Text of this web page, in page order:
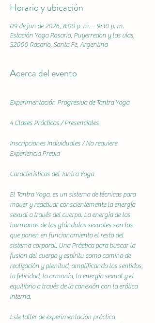
Horario y ubicación
09 de jun de 2026, 8:00 p. m. – 9:30 p. m.
Estación Yoga Rosario, Puyerredon y las vías,
S2000 Rosario, Santa Fe, Argentina
Acerca del evento
Experimentación Progresiva de Tantra Yoga
4 Clases Prácticas / Presenciales
Inscripciones Individuales / No requiere
Experiencia Previa
Características del Tantra Yoga
El Tantra Yoga, es un sistema de técnicas para
mover y reactivar conscientemente la energía
sexual a través del cuerpo. La energía de las
hormonas de las glándulas sexuales son las
que ponen en funcionamiento el resto del
sistema corporal. Una Práctica para buscar la
fusion del cuerpo y espíritu como camino de
realización y plenitud, amplificando los sentidos,
la felicidad, la armonía, la energía sexual y el
equilibrio a través de la conexión con la erótica
interna.
Este taller de experimentación práctica